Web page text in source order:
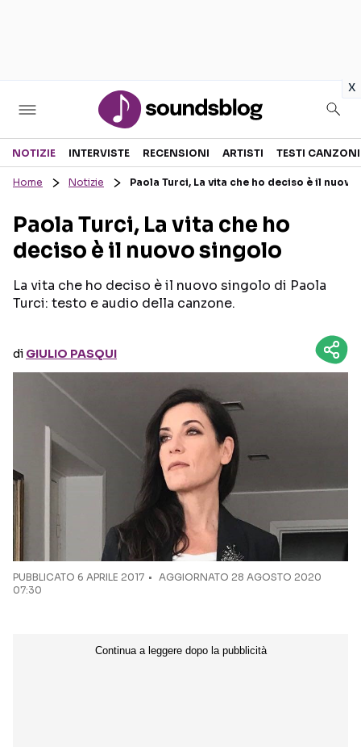
x
Sezioni
RECENSIONI MUSICALI
INTERVISTE
GOSSIP E CURIOSITÀ
TESTI CANZONI
TOUR ED EVENTI
TALENT SHOW
Seguici sui social
NOTIZIE INTERVISTE RECENSIONI ARTISTI TESTI CANZONI
Home Notizie Paola Turci, La vita che ho deciso è il
Paola Turci, La vita che ho
deciso è il nuovo singolo
La vita che ho deciso è il nuovo singolo di Paola
Turci: testo e audio della canzone.
di GIULIO PASQUI
PUBBLICATO 6 APRILE 2017
AGGIORNATO 28 AGOSTO 2020
07:30